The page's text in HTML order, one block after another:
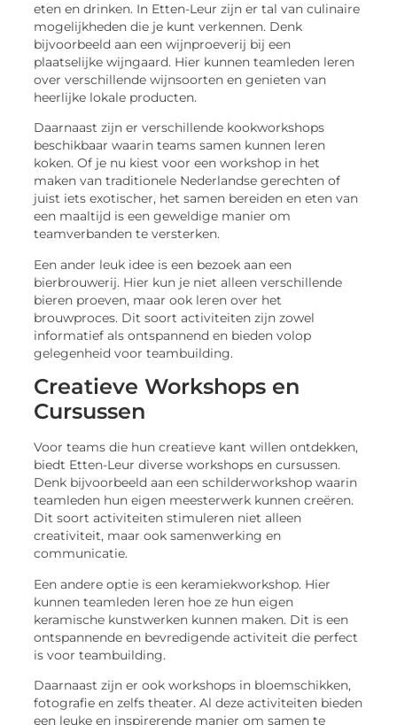
eten en drinken. In Etten-Leur zijn er tal van culinaire
mogelijkheden die je kunt verkennen. Denk
bijvoorbeeld aan een wijnproeverij bij een
plaatselijke wijngaard. Hier kunnen teamleden leren
over verschillende wijnsoorten en genieten van
heerlijke lokale producten.
Daarnaast zijn er verschillende kookworkshops
beschikbaar waarin teams samen kunnen leren
koken. Of je nu kiest voor een workshop in het
maken van traditionele Nederlandse gerechten of
juist iets exotischer, het samen bereiden en eten van
een maaltijd is een geweldige manier om
teamverbanden te versterken.
Een ander leuk idee is een bezoek aan een
bierbrouwerij. Hier kun je niet alleen verschillende
bieren proeven, maar ook leren over het
brouwproces. Dit soort activiteiten zijn zowel
informatief als ontspannend en bieden volop
gelegenheid voor teambuilding.
Creatieve Workshops en
Cursussen
Voor teams die hun creatieve kant willen ontdekken,
biedt Etten-Leur diverse workshops en cursussen.
Denk bijvoorbeeld aan een schilderworkshop waarin
teamleden hun eigen meesterwerk kunnen creëren.
Dit soort activiteiten stimuleren niet alleen
creativiteit, maar ook samenwerking en
communicatie.
Een andere optie is een keramiekworkshop. Hier
kunnen teamleden leren hoe ze hun eigen
keramische kunstwerken kunnen maken. Dit is een
ontspannende en bevredigende activiteit die perfect
is voor teambuilding.
Daarnaast zijn er ook workshops in bloemschikken,
fotografie en zelfs theater. Al deze activiteiten bieden
een leuke en inspirerende manier om samen te